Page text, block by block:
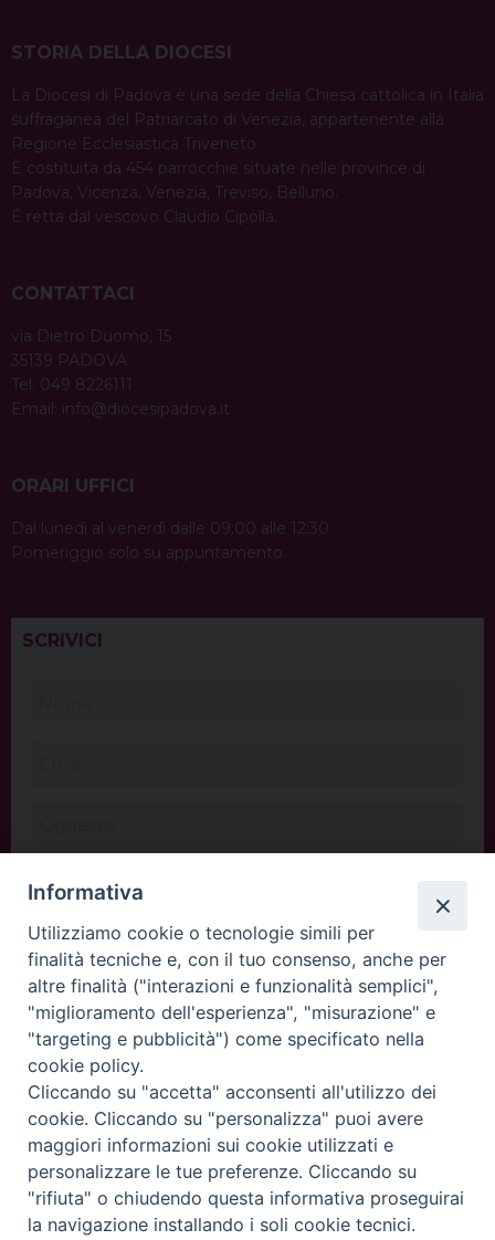
STORIA DELLA DIOCESI
La Diocesi di Padova è una sede della Chiesa cattolica in Italia
suffraganea del Patriarcato di Venezia, appartenente alla
Regione Ecclesiastica Triveneto.
È costituita da 454 parrocchie situate nelle province di
Padova, Vicenza, Venezia, Treviso, Belluno.
È retta dal vescovo Claudio Cipolla.
CONTATTACI
via Dietro Duomo, 15
35139 PADOVA
Tel. 049 8226111
Email: info@diocesipadova.it
ORARI UFFICI
Dal lunedì al venerdì dalle 09:00 alle 12:30.
Pomeriggio solo su appuntamento.
SCRIVICI
INVIA
Copyright© ChiesadiPadova2022 Privacy Policy
Informativa
Utilizziamo cookie o tecnologie simili per
finalità tecniche e, con il tuo consenso, anche per
altre finalità ("interazioni e funzionalità semplici",
"miglioramento dell'esperienza", "misurazione" e
"targeting e pubblicità") come specificato nella
cookie policy.
Cliccando su "accetta" acconsenti all'utilizzo dei
cookie. Cliccando su "personalizza" puoi avere
maggiori informazioni sui cookie utilizzati e
personalizzare le tue preferenze. Cliccando su
"rifiuta" o chiudendo questa informativa proseguirai
la navigazione installando i soli cookie tecnici.